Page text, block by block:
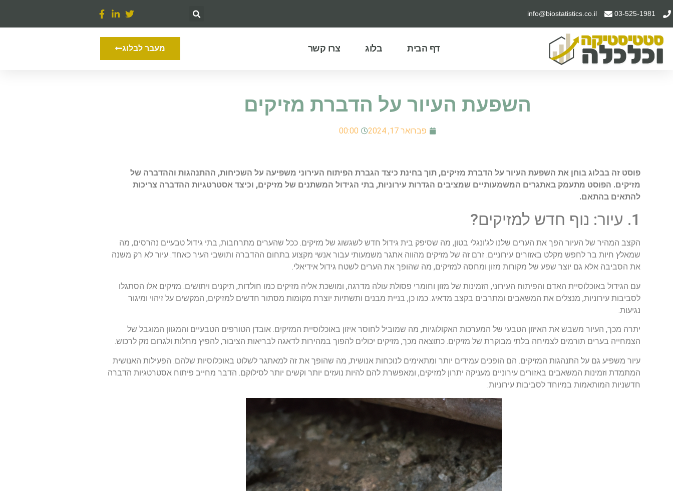
03-525-1981
info@biostatistics.co.il
דף הבית בלוג צרו קשר מעבר לבלוג
השפעת העיור על הדברת מזיקים
פברואר 17, 2024 00:00
פוסט זה בבלוג בוחן את השפעת העיור על הדברת מזיקים, תוך בחינת כיצד הגברת הפיתוח העירוני משפיעה על השכיחות, ההתנהגות וההדברה של
מזיקים. הפוסט מתעמק באתגרים המשמעותיים שמציבים הגדרות עירוניות, בתי הגידול המשתנים של מזיקים, וכיצד אסטרטגיות ההדברה צריכות
להתאים בהתאם.
1. עיור: נוף חדש למזיקים?
הקצב המהיר של העיור הפך את הערים שלנו לג'ונגלי בטון, מה שסיפק בית גידול חדש לשגשוג של מזיקים. ככל שהערים מתרחבות, בתי גידול טבעיים נהרסים, מה
שמאלץ חיות בר לחפש מקלט באזורים עירוניים. זרם זה של מזיקים מהווה אתגר משמעותי עבור אנשי מקצוע בתחום ההדברה ותושבי העיר כאחד. עיור לא רק משנה
את הסביבה אלא גם יוצר שפע של מקורות מזון ומחסה למזיקים, מה שהופך את הערים לשטח גידול אידיאלי.
עם הגידול באוכלוסיית האדם והפיתוח העירוני, הזמינות של מזון וחומרי פסולת עולה מדרגה, ומושכת אליה מזיקים כמו חולדות, תיקנים ויתושים. מזיקים אלו הסתגלו
לסביבות עירוניות, מנצלים את המשאבים ומתרבים בקצב מדאיג. כמו כן, בניית מבנים ותשתיות יוצרת מקומות מסתור חדשים למזיקים, המקשים על זיהוי ומיגור
נגיעות.
יתרה מכך, העיור משבש את האיזון הטבעי של המערכות האקולוגיות, מה שמוביל לחוסר איזון באוכלוסיית המזיקים. אובדן הטורפים הטבעיים והמגוון המוגבל של
הצמחייה בערים תורמים לצמיחה בלתי מבוקרת של מזיקים. כתוצאה מכך, מזיקים יכולים להפוך במהירות לדאגה לבריאות הציבור, להפיץ מחלות ולגרום נזק לרכוש.
עיור משפיע גם על התנהגות המזיקים. הם הופכים עמידים יותר ומתאימים לנוכחות אנושית, מה שהופך את זה למאתגר לשלוט באוכלוסיות שלהם. הפעילות האנושית
המתמדת וזמינות המשאבים באזורים עירוניים מעניקה יתרון למזיקים, ומאפשרת להם להיות נועזים יותר וקשים יותר לסילוקם. הדבר מחייב פיתוח אסטרטגיות הדברה
חדשניות המותאמות במיוחד לסביבות עירוניות.